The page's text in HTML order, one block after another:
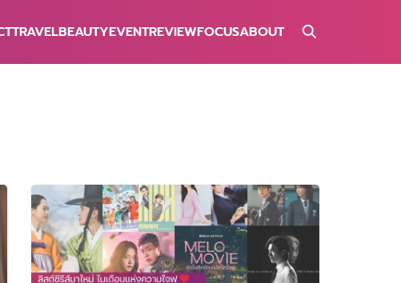
TRAVELBEAUTYEVENTREVIEWFOCUSABOUT